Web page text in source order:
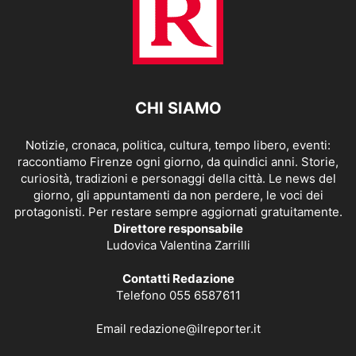
CHI SIAMO
Notizie, cronaca, politica, cultura, tempo libero, eventi:
raccontiamo Firenze ogni giorno, da quindici anni. Storie,
curiosità, tradizioni e personaggi della città. Le news del
giorno, gli appuntamenti da non perdere, le voci dei
protagonisti. Per restare sempre aggiornati gratuitamente.
Direttore responsabile
Ludovica Valentina Zarrilli
Contatti Redazione
Telefono 055 6587611
Email redazione@ilreporter.it